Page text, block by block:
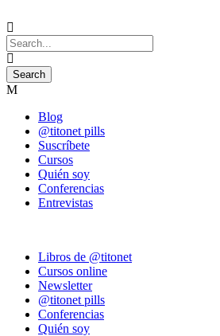
Blog
@titonet pills
Suscríbete
Cursos
Quién soy
Conferencias
Entrevistas
Libros de @titonet
Cursos online
Newsletter
@titonet pills
Conferencias
Quién soy